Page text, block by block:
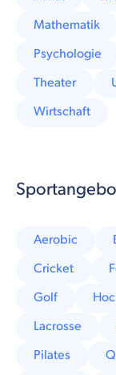
Mathematik
Psychologie
Theater
Wirtschaft
Aerobic
Cricket
Golf
Lacrosse
Pilates